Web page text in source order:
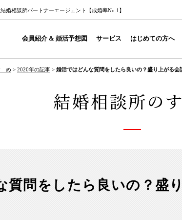
婚相談所パートナーエージェント【成婚率No.1】
会員紹介 & 婚活予想図 サービス はじめての方へ
め > 2020年の記事 > 婚活ではどんな質問をしたら良いの？盛り上がる会
質問をしたら良いの？盛